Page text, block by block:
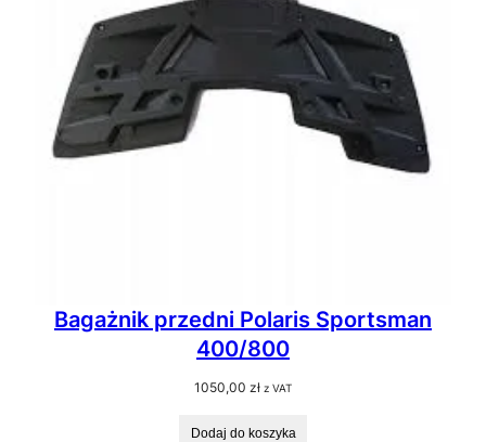
Bagażnik przedni Polaris Sportsman
400/800
1050,00 zł z VAT
Dodaj do koszyka